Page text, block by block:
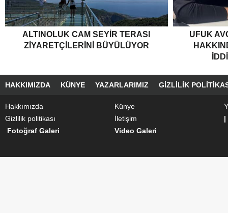
ALTINOLUK CAM SEYIR TERASI
ZIYARETÇILERINI BÜYÜLÜYOR
UFUK
HAKKIMIZDA KÜNYE YAZARLARIMIZ GIZLILIK
Hakkımızda Künye
Gizlilik politikası
İletişim
|
Fotoğraf Galeri
Video Galeri